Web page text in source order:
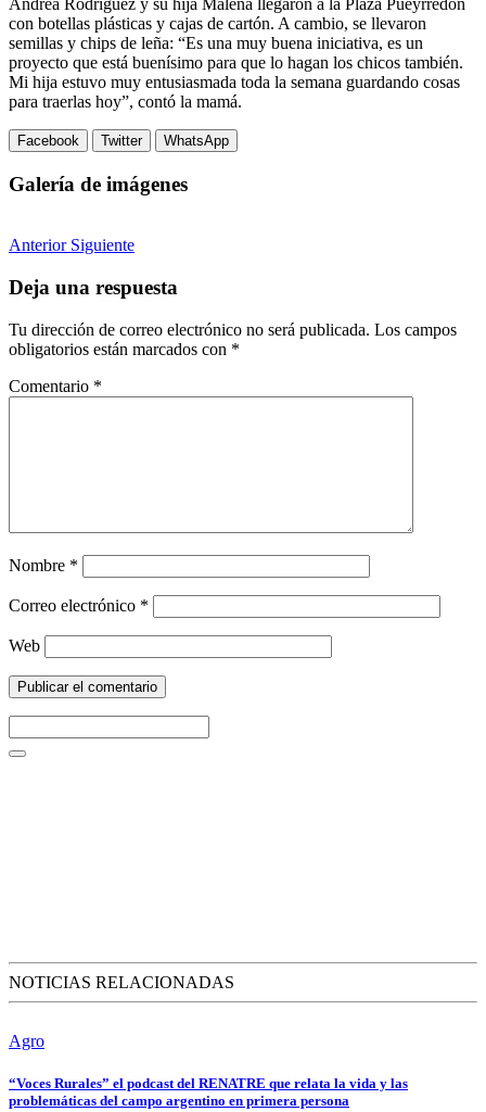
con botellas plásticas y cajas de cartón. A cambio, se llevaron
semillas y chips de leña: “Es una muy buena iniciativa, es un
proyecto que está buenísimo para que lo hagan los chicos también.
Mi hija estuvo muy entusiasmada toda la semana guardando cosas
para traerlas hoy”, contó la mamá.
Facebook Twitter WhatsApp
Galería de imágenes
Anterior Siguiente
Deja una respuesta
Tu dirección de correo electrónico no será publicada. Los campos
obligatorios están marcados con *
Comentario *
Nombre *
Correo electrónico *
Web
NOTICIAS RELACIONADAS
Agro
“Voces Rurales” el podcast del RENATRE que relata la vida y las
problemáticas del campo argentino en primera persona